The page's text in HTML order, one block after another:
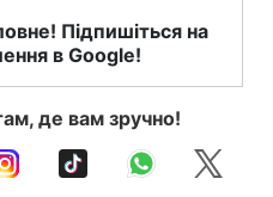
Підпишіться на
в Google!
де вам зручно!